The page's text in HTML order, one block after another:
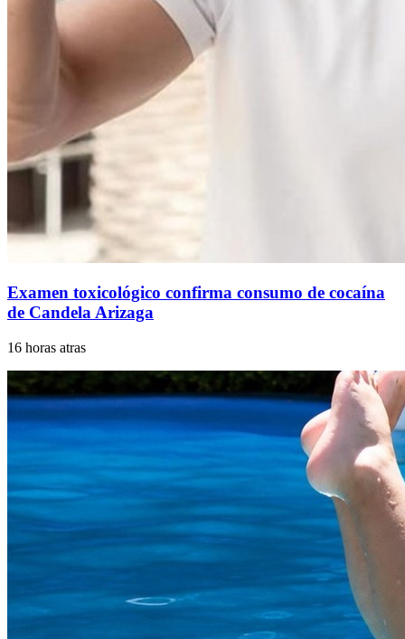
Examen toxicológico confirma consumo de cocaína
de Candela Arizaga
16 horas atras